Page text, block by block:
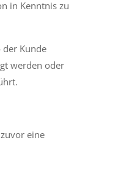
in Kenntnis zu
Kunde
werden oder
eine